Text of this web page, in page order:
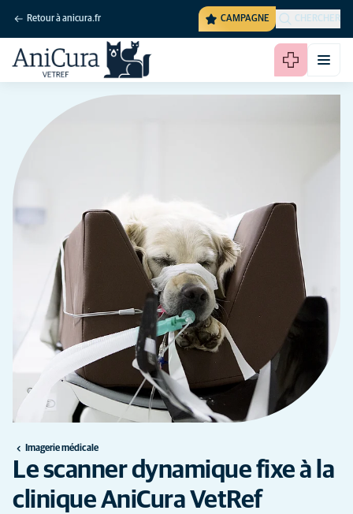
Retour à anicura.fr CAMPAGNE CHERCHER
Imagerie médicale
Le scanner dynamique fixe à la
clinique AniCura VetRef